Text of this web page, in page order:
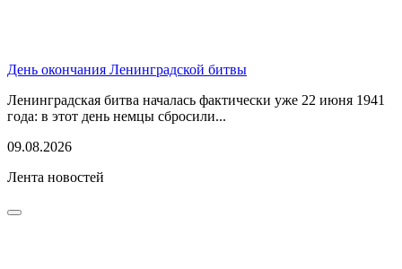
День окончания Ленинградской битвы
Ленинградская битва началась фактически уже 22 июня 1941
года: в этот день немцы сбросили...
09.08.2026
Лента новостей